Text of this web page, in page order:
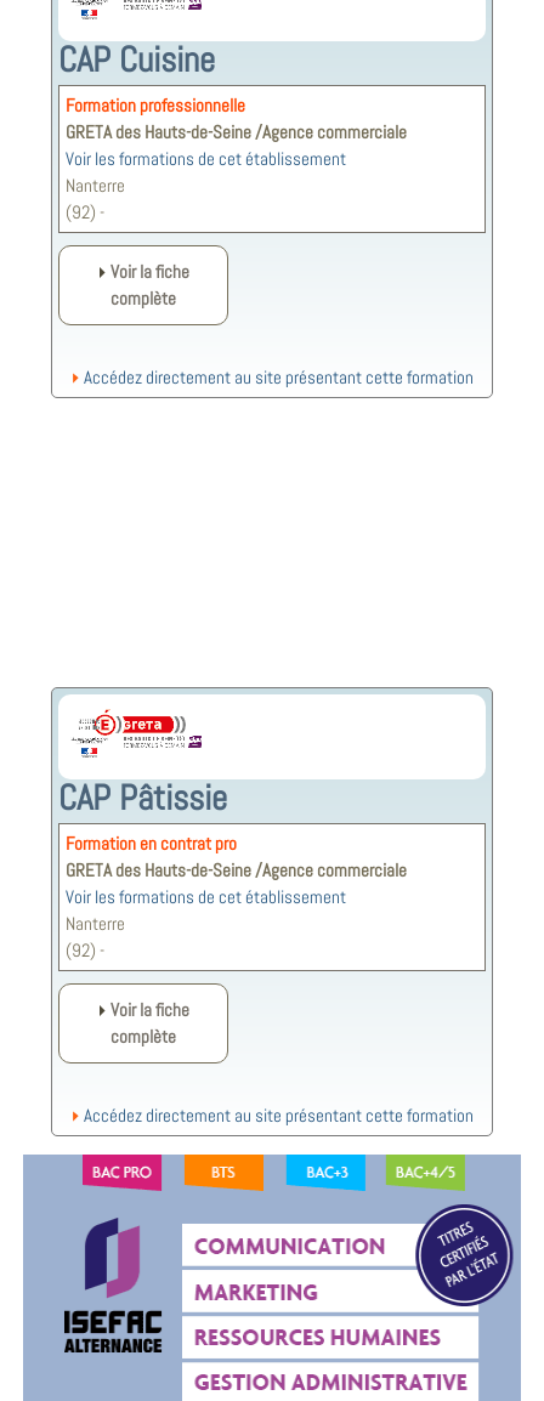
CAP Cuisine
Formation professionnelle
GRETA des Hauts-de-Seine /Agence commerciale
Voir les formations de cet établissement
Nanterre
(92) -
Voir la fiche
complète
Accédez directement au site présentant cette formation
CAP Pâtissie
Formation en contrat pro
GRETA des Hauts-de-Seine /Agence commerciale
Voir les formations de cet établissement
Nanterre
(92) -
Voir la fiche
complète
Accédez directement au site présentant cette formation